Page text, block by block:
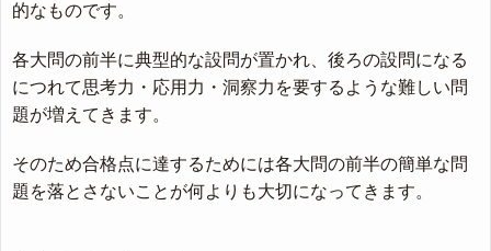
的なものです。
各大問の前半に典型的な設問が置かれ、後ろの設問になる
につれて思考力・応用力・洞察力を要するような難しい問
題が増えてきます。
そのため合格点に達するためには各大問の前半の簡単な問
題を落とさないことが何よりも大切になってきます。